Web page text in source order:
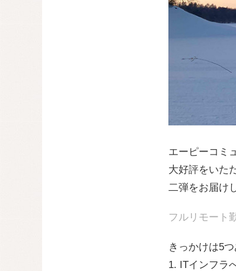
エーピーコミ
大好評をいた
二弾をお届け
フルリモート
きっかけは5つ
1. ITインフラ